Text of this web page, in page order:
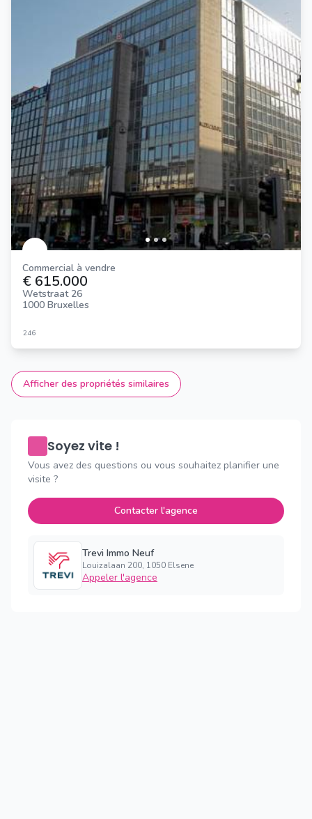
Commercial à vendre
€ 615.000
Wetstraat 26
1000 Bruxelles
246
Afficher des propriétés similaires
Soyez vite !
Vous avez des questions ou vous souhaitez planifier une
visite ?
Contacter l'agence
Trevi Immo Neuf
Louizalaan 200, 1050 Elsene
Appeler l'agence